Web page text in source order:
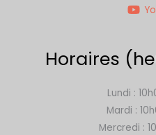
Horaires
Lundi :
Mardi :
Mercredi :